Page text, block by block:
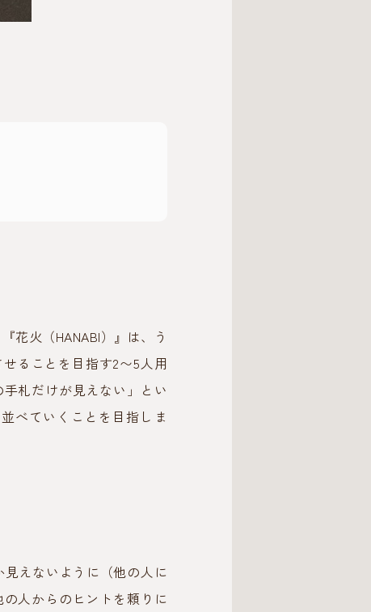
花火（HANABI）』は、う
ることを目指す2〜5人用
札だけが見えない」とい
べていくことを目指しま
えないように（他の人に
人からのヒントを頼りに